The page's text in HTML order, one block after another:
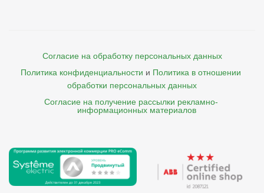
Согласие на обработку персональных данных
Политика конфиденциальности и Политика в отношении
обработки персональных данных
Согласие на получение рассылки рекламно-
    информационных материалов